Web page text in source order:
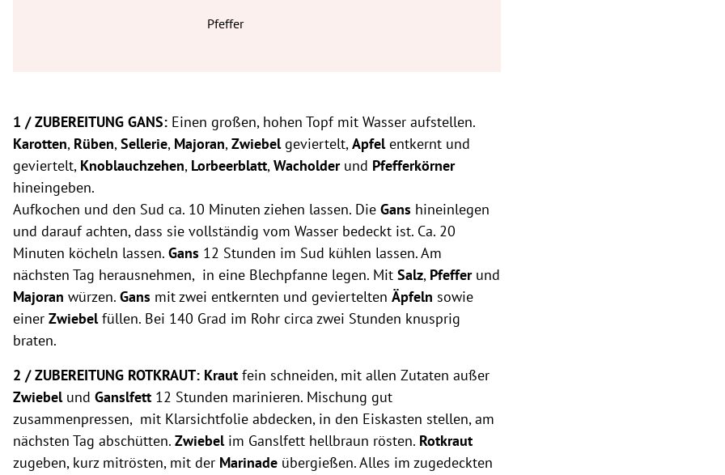
Pfeffer
1 /ZUBEREITUNG GANS: Einen großen, hohen Topf mit Wasser aufstellen.
Karotten, Rüben,Sellerie, Majoran,Zwiebelgeviertelt,Apfelentkernt und
geviertelt, Knoblauchzehen, Lorbeerblatt,Wacholder und Pfefferkörner
hineingeben.
Aufkochen und den Sud ca. 10 Minuten ziehen lassen. Die Gans hineinlegen
und darauf achten, dass sie vollständig vom Wasser bedeckt ist. Ca. 20
Minuten köcheln lassen. Gans 12 Stunden im Sud kühlen lassen. Am
nächsten Tag herausnehmen, in eine Blechpfanne legen. Mit Salz, Pfeffer und
Majoran würzen. Gans mit zwei entkernten und geviertelten Äpfeln sowie
einer Zwiebelfüllen. Bei 140 Grad im Rohr circa zwei Stunden knusprig
braten.
2 / ZUBEREITUNG ROTKRAUT: Kraut fein schneiden, mit allen Zutaten außer
Zwiebel und Ganslfett 12 Stunden marinieren. Mischung gut
zusammenpressen, mit Klarsichtfolie abdecken, in den Eiskasten stellen, am
nächsten Tag abschütten. Zwiebel im Ganslfett hellbraun rösten. Rotkraut
zugeben, kurz mitrösten, mit der Marinade übergießen. Alles im zugedeckten